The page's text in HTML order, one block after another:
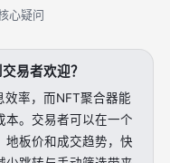
心疑问
易者欢迎？
效率，而NFT聚合器能
本。交易者可以在一个
地板价和成交趋势，快